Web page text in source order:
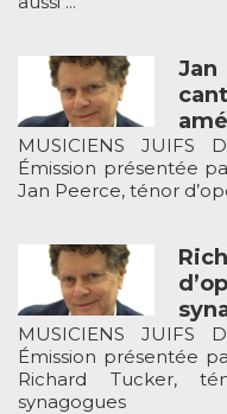
Jan
MUSICIENS JUIFS
Émission présentée
Jan Peerce, ténor
MUSICIENS JUIFS
Émission présentée
Richard Tucker,
synagogues